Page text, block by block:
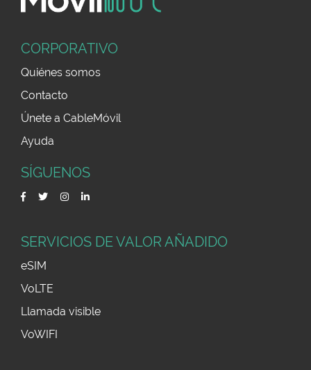
CORPORATIVO
Quiénes somos
Contacto
Únete a CableMóvil
Ayuda
SÍGUENOS
SERVICIOS DE VALOR AÑADIDO
eSIM
VoLTE
Llamada visible
VoWIFI